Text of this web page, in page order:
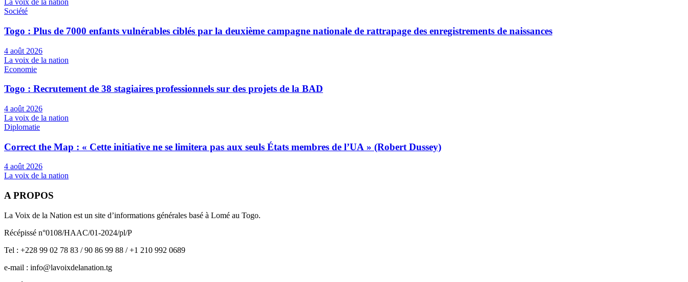
La voix de la nation
Société
Togo : Plus de 7000 enfants vulnérables ciblés par la deuxième campagne nationale de rattrapage des enregistrements de naissances
4 août 2026
La voix de la nation
Economie
Togo : Recrutement de 38 stagiaires professionnels sur des projets de la BAD
4 août 2026
La voix de la nation
Diplomatie
Correct the Map : « Cette initiative ne se limitera pas aux seuls États membres de l’UA » (Robert Dussey)
4 août 2026
La voix de la nation
A PROPOS
La Voix de la Nation est un site d’informations générales basé à Lomé au Togo.
Récépissé n°0108/HAAC/01-2024/pl/P
Tel : +228 99 02 78 83 / 90 86 99 88 / +1 210 992 0689
e-mail : info@lavoixdelanation.tg